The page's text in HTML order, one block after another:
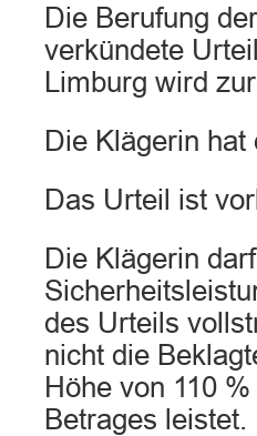
Die Berufung
verkündete
Limburg wird
Die Klägerin
Das Urteil ist
Die Klägerin
des Urteils
nicht die
Höhe von 110
Betrages leistet.